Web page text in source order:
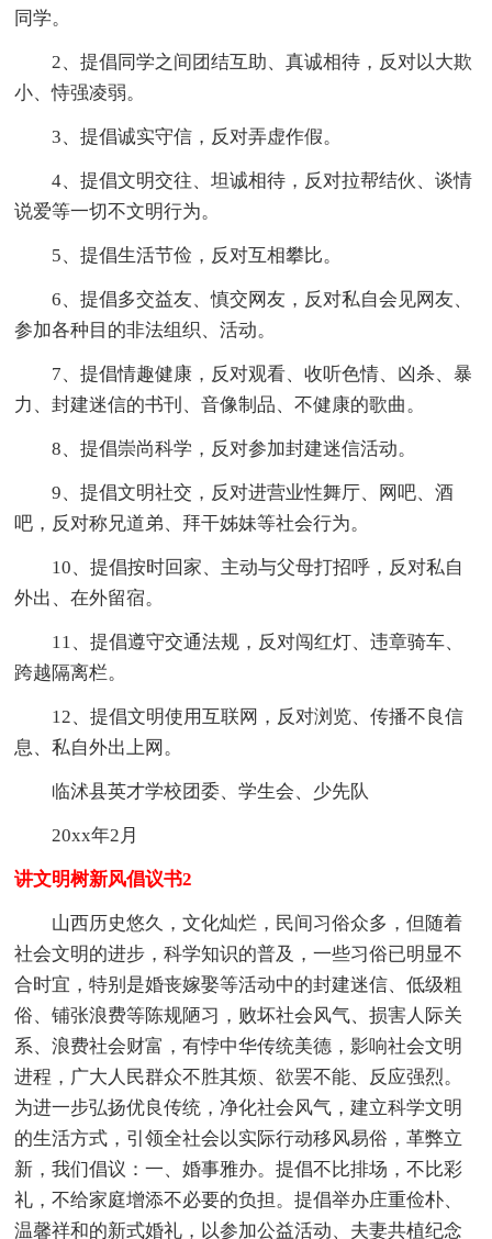
同学。
2、提倡同学之间团结互助、真诚相待，反对以大欺
小、恃强凌弱。
3、提倡诚实守信，反对弄虚作假。
4、提倡文明交往、坦诚相待，反对拉帮结伙、谈情
说爱等一切不文明行为。
5、提倡生活节俭，反对互相攀比。
6、提倡多交益友、慎交网友，反对私自会见网友、
参加各种目的非法组织、活动。
7、提倡情趣健康，反对观看、收听色情、凶杀、暴
力、封建迷信的书刊、音像制品、不健康的歌曲。
8、提倡崇尚科学，反对参加封建迷信活动。
9、提倡文明社交，反对进营业性舞厅、网吧、酒
吧，反对称兄道弟、拜干姊妹等社会行为。
10、提倡按时回家、主动与父母打招呼，反对私自
外出、在外留宿。
11、提倡遵守交通法规，反对闯红灯、违章骑车、
跨越隔离栏。
12、提倡文明使用互联网，反对浏览、传播不良信
息、私自外出上网。
临沭县英才学校团委、学生会、少先队
20xx年2月
讲文明树新风倡议书2
山西历史悠久，文化灿烂，民间习俗众多，但随着
社会文明的进步，科学知识的普及，一些习俗已明显不
合时宜，特别是婚丧嫁娶等活动中的封建迷信、低级粗
俗、铺张浪费等陈规陋习，败坏社会风气、损害人际关
系、浪费社会财富，有悖中华传统美德，影响社会文明
进程，广大人民群众不胜其烦、欲罢不能、反应强烈。
为进一步弘扬优良传统，净化社会风气，建立科学文明
的生活方式，引领全社会以实际行动移风易俗，革弊立
新，我们倡议：一、婚事雅办。提倡不比排场，不比彩
礼，不给家庭增添不必要的负担。提倡举办庄重俭朴、
温馨祥和的新式婚礼，以参加公益活动、夫妻共植纪念